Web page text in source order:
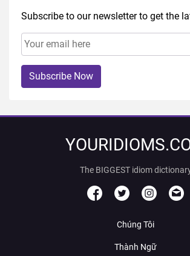
Subscribe to our newsletter to get the
Subscribe Now
The BIGGEST idiom
Chúng Tôi
Thành Ngữ